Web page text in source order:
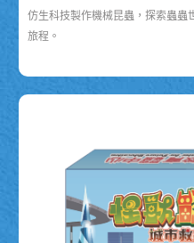
仿生科技製作機械昆蟲，探索蟲蟲
旅程。